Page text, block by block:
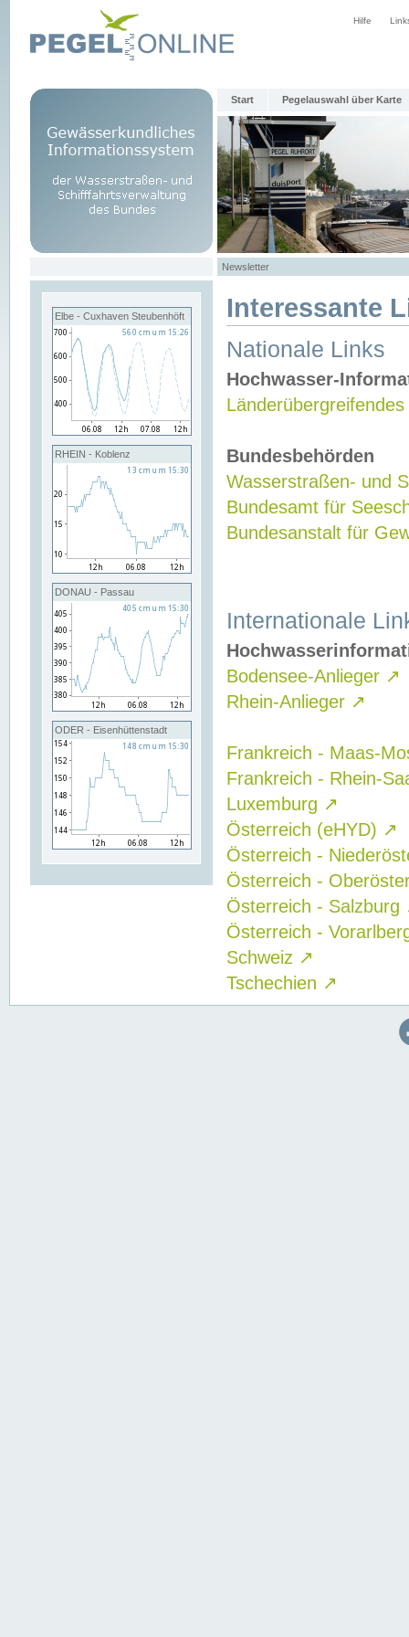
Hilfe
Start Pegelauswahl über Karte
Newsletter
Elbe - Cuxhaven Steubenhöft
RHEIN - Koblenz
DONAU - Passau
ODER - Eisenhüttenstadt
Interessante
Nationale Links
Hochwasser-
Bundesbehörden
Wasserstraßen- und
Bundesamt für
Bundesanstalt für
Internationale
Bodensee-Anlieger ↗
Rhein-Anlieger ↗
Frankreich - Maas-
Frankreich - Rhein-
Luxemburg ↗
Österreich (eHYD) ↗
Österreich -
Österreich -
Österreich - Salzburg
Österreich -
Schweiz ↗
Tschechien ↗